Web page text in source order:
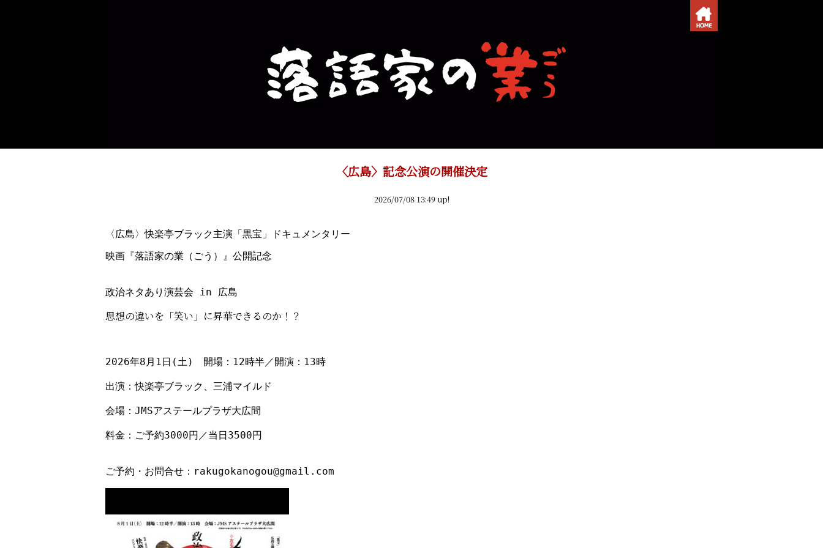
〈広島〉記念公演の開催決定
2026/07/08 13:49 up!
〈広島〉快楽亭ブラック主演「黒宝」ドキュメンタリー
映画『落語家の業（ごう）』公開記念
政治ネタあり演芸会 in 広島
思想の違いを「笑い」に昇華できるのか！？
2026年8月1日(土)　開場：12時半／開演：13時
出演：快楽亭ブラック、三浦マイルド
会場：JMSアステールプラザ大広間
料金：ご予約3000円／当日3500円